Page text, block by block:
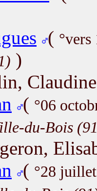
(
)
Claudine
( °06
du-Bois
( °28